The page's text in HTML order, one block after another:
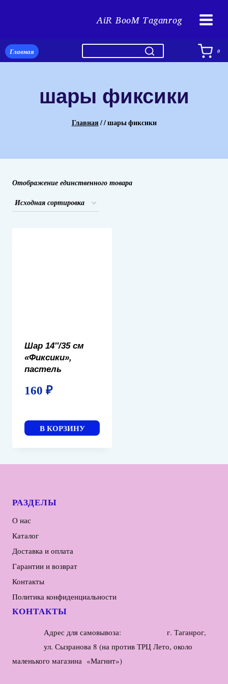
AiR BooM Taganrog
Главная 0
шары фиксики
Главная//шары фиксики
Отображение единственного товара
Шар 14″/35 см
«Фиксики»,
пастель
160 ₽
В КОРЗИНУ
РАЗДЕЛЫ
О нас
Каталог
Доставка и оплата
Гарантии и возврат
Контакты
Политика конфиденциальности
КОНТАКТЫ
Адрес для самовывоза: г. Таганрог,
ул. Сызранова 8 (на против ТРЦ Лето, около
маленького магазина «Магнит»)